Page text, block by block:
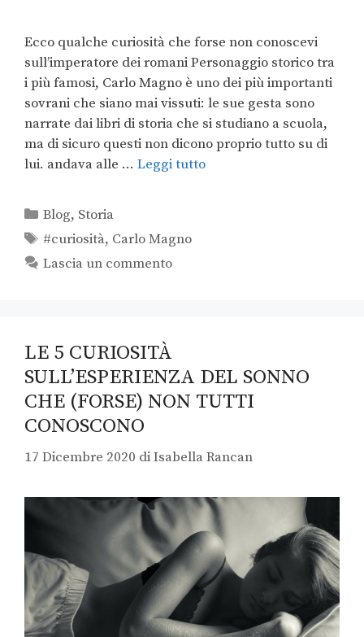
Ecco qualche curiosità che forse non conoscevi
sull’imperatore dei romani Personaggio storico tra
i più famosi, Carlo Magno è uno dei più importanti
sovrani che siano mai vissuti: le sue gesta sono
narrate dai libri di storia che si studiano a scuola,
ma di sicuro questi non dicono proprio tutto su di
lui. andava alle … Leggi tutto
Blog, Storia
#curiosità, Carlo Magno
Lascia un commento
LE 5 CURIOSITÀ
SULL’ESPERIENZA DEL SONNO
CHE (FORSE) NON TUTTI
CONOSCONO
17 Dicembre 2020 diIsabella Rancan